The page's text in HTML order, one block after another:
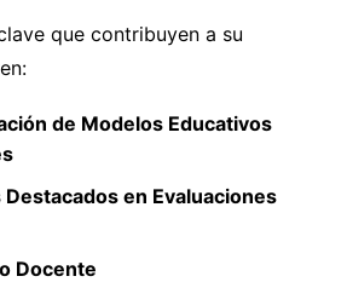
que contribuyen a su
de Modelos Educativos
Destacados en Evaluaciones
Docente